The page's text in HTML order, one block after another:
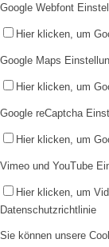
Google Webfont
Hier klicken, um
Google Maps
Hier klicken, um
Google reCaptcha
Hier klicken, um
Vimeo und YouTube
Hier klicken, um
Datenschutzrichtlinie
Sie können unsere